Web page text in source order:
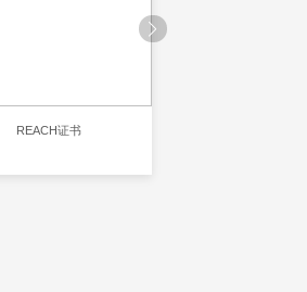
REACH证书